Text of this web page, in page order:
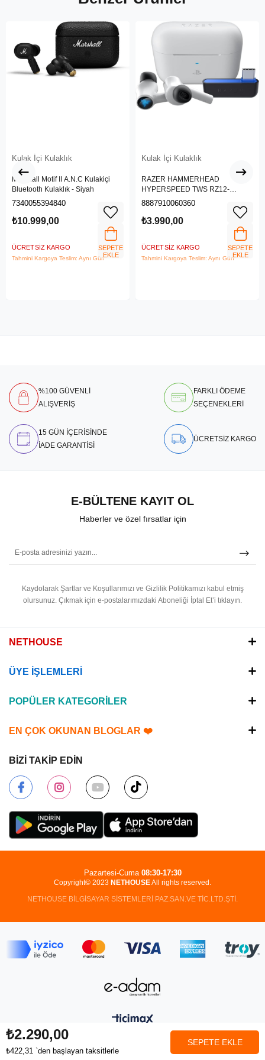
₺2.290,00
₺422,31 `den başlayan taksitlerle
Kulak İçi Kulaklık
Marshall Motif II A.N.C Kulakiçi
Bluetooth Kulaklık - Siyah
7340055394840
₺10.999,00
ÜCRETSIZ KARGO
Tahmini Kargoya Teslim: Aynı Gün
SEPETE
EKLE
Kulak İçi Kulaklık
RAZER HAMMERHEAD
HYPERSPEED TWS RZ12-
03820300-R3G1
8887910060360
₺3.990,00
ÜCRETSIZ KARGO
Tahmini Kargoya Teslim: Aynı Gün
SEPETE
EKLE
%100 GÜVENLİ
ALIŞVERİŞ
FARKLI ÖDEME
SEÇENEKLERİ
15 GÜN İÇERİSİNDE
İADE GARANTİSİ
ÜCRETSİZ KARGO
E-BÜLTENE KAYIT OL
Haberler ve özel fırsatlar için
Kaydolarak Şartlar ve Koşullarımızı ve Gizlilik Politikamızı kabul etmiş
olursunuz. Çıkmak için e-postalarımızdaki Aboneliği İptal Et’i tıklayın.
NETHOUSE
ÜYE İŞLEMLERİ
POPÜLER KATEGORİLER
EN ÇOK OKUNAN BLOGLAR ❤️
BİZİ TAKİP EDİN
Copyright© 2023 NETHOUSEAll rights reserved.
NETHOUSE BİLGİSAYAR SİSTEMLERİ PAZ.SAN.VE TİC.LTD.ŞTİ.
Pazartesi-Cuma 08:30-17:30
Anasayfa Favorilerim Sepetim